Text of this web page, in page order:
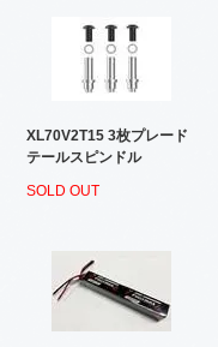
XL70V2T15 3枚プレード
テールスピンドル
SOLD OUT